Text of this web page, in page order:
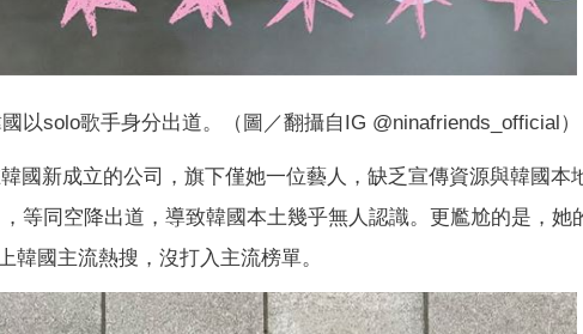
以solo歌手身分出道。（圖／翻攝自IG @ninafriends_official）
國新成立的公司，旗下僅她一位藝人，缺乏宣傳資源與韓國本
等同空降出道，導致韓國本土幾乎無人認識。更尷尬的是，她
韓國主流熱搜，沒打入主流榜單。